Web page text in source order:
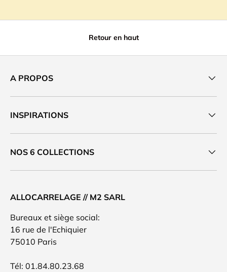
Retour en haut
A PROPOS
INSPIRATIONS
NOS 6 COLLECTIONS
ALLOCARRELAGE // M2 SARL
Bureaux et siège social:
16 rue de l'Echiquier
75010 Paris
Tél: 01.84.80.23.68